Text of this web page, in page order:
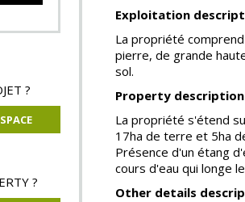
000 €
?
?
Exploitation
La propriété
pierre, de grande
sol.
Property description
La propriété s'étend
17ha de terre et 5ha
Présence d'un étang
cours d'eau qui longe
Other details